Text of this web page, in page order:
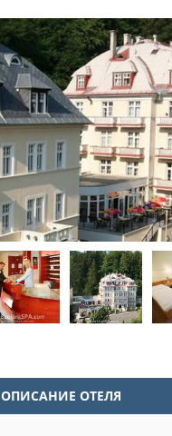
ОПИСАНИЕ ОТЕЛЯ